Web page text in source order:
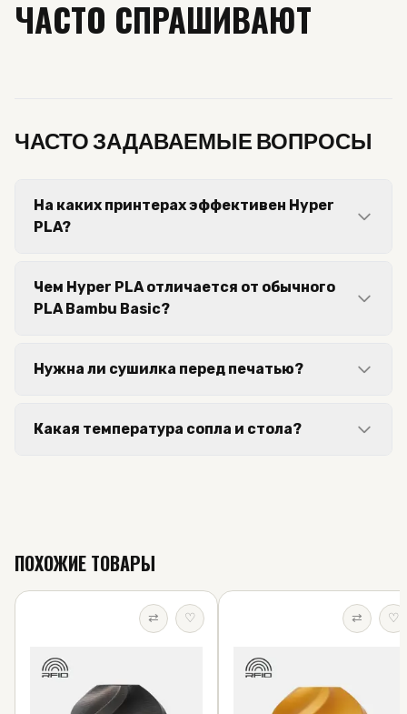
ЧАСТО СПРАШИВАЮТ
ЧАСТО ЗАДАВАЕМЫЕ ВОПРОСЫ
На каких принтерах эффективен Hyper
PLA?
Чем Hyper PLA отличается от обычного
PLA Bambu Basic?
Нужна ли сушилка перед печатью?
Какая температура сопла и стола?
ПОХОЖИЕ ТОВАРЫ
⇄ ♡ ⇄ ♡